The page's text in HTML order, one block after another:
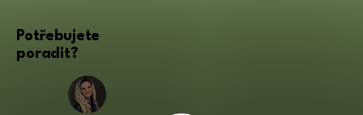
Potřebujete
poradit?